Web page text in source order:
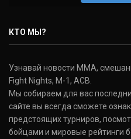
КТО МЫ?
Узнавай новости ММА,
Fight Nights, M-1, ACB.
Мы собираем для вас
сайте вы всегда сможете
предстоящих турниров,
бойцами и мировые рейтинги